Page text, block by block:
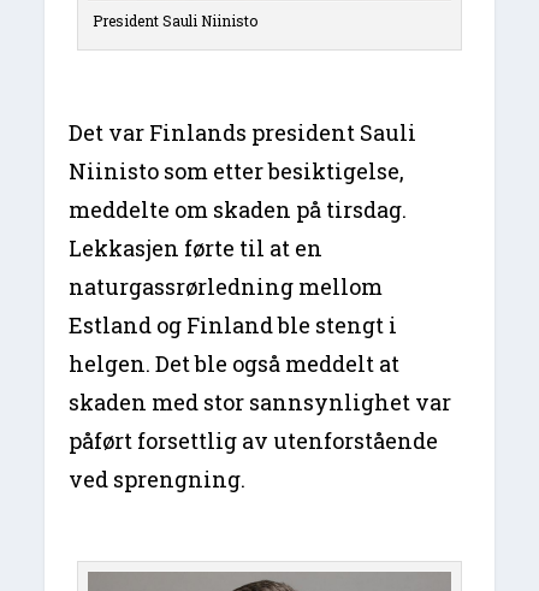
President Sauli Niinisto
Det var Finlands president Sauli
Niinisto som etter besiktigelse,
meddelte om skaden på tirsdag.
Lekkasjen førte til at en
naturgassrørledning mellom
Estland og Finland ble stengt i
helgen. Det ble også meddelt at
skaden med stor sannsynlighet var
påført forsettlig av utenforstående
ved sprengning.